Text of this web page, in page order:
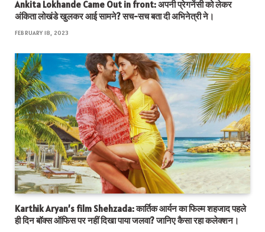
Ankita Lokhande Came Out in front: अपनी प्रेगनेंसी को लेकर
अंकिता लोखंडे खुलकर आई सामने? सच-सच बता दी अभिनेत्री ने।
FEBRUARY 18, 2023
Karthik Aryan’s film Shehzada: कार्तिक आर्यन का फिल्म शहजाद पहले
ही दिन बॉक्स ऑफिस पर नहीं दिखा पाया जलवा? जानिए कैसा रहा कलेक्शन।